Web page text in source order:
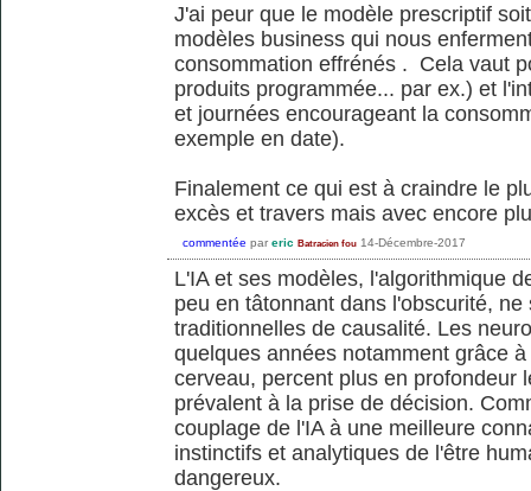
J'ai peur que le modèle prescriptif
modèles business qui nous
consommation effrénés . Cela vaut
produits programmée... par ex.) et
et journées encourageant la
exemple en date).
Finalement ce qui est à craindre le
excès et travers mais avec encore
commentée par eric Batracien fou 14-Décembre-2017
L'IA et ses modèles, l'algorithmique
peu en tâtonnant dans l'obscurité,
traditionnelles de causalité. Les
quelques années notamment grâce
cerveau, percent plus en profondeur
prévalent à la prise de décision.
couplage de l'IA à une meilleure
instinctifs et analytiques de l'être
dangereux.